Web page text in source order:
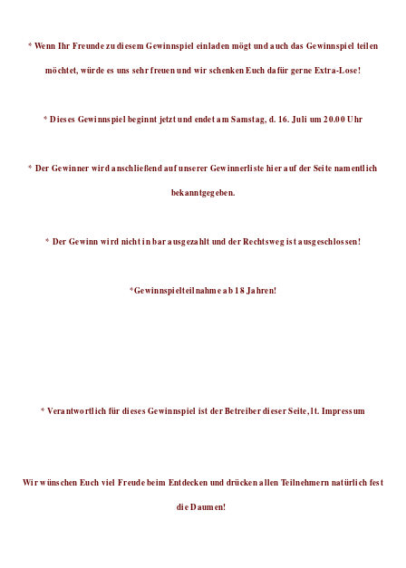
* Wenn Ihr Freunde zu diesem Gewinnspiel einladen mögt und auch das Gewinnspiel teilen
möchtet, würde es uns sehr freuen und wir schenken Euch dafür gerne Extra-Lose!
* Dieses Gewinnspiel beginnt jetzt und endet am Samstag, d. 16. Juli um 20.00 Uhr
* Der Gewinner wird anschließend auf unserer Gewinnerliste hier auf der Seite namentlich
bekanntgegeben.
* Der Gewinn wird nicht in bar ausgezahlt und der Rechtsweg ist ausgeschlossen!
*Gewinnspielteilnahme ab 18 Jahren!
* Verantwortlich für dieses Gewinnspiel ist der Betreiber dieser Seite, lt. Impressum
Wir wünschen Euch viel Freude beim Entdecken und drücken allen Teilnehmern natürlich fest
die Daumen!